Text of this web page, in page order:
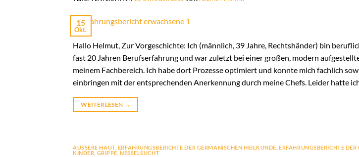
15
Okt.
Hallo Helmut, Zur Vorgeschichte: Ich (männlich, 39 Jahre, Rechtshänder) bin
fast 20 Jahren Berufserfahrung und war zuletzt bei einer großen, modern
meinem Fachbereich. Ich habe dort Prozesse optimiert und konnte mich fachlich
einbringen mit der entsprechenden Anerkennung durch meine Chefs. Leider hatte
WEITERLESEN →
ÄUSSERE HAUT , ERFAHRUNGSBERICHTE DER GERMANISCHEN HEILKUNDE ,ERFAHRUNGSBERICHTE
KINDER GRIPPE NESSELSUCHT